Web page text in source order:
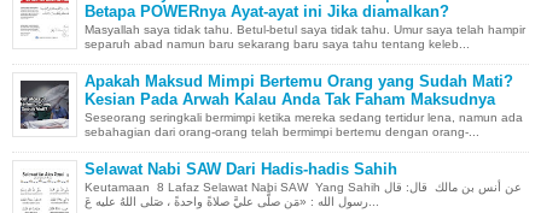
Betapa POWERnya Ayat-ayat ini Jika diamalkan?
Masyallah saya tidak tahu. Betul-betul saya tidak tahu. Umur saya telah hampir
separuh abad namun baru sekarang baru saya tahu tentang keleb...
Apakah Maksud Mimpi Bertemu Orang yang Sudah Mati?
Kesian Pada Arwah Kalau Anda Tak Faham Maksudnya
Seseorang seringkali bermimpi ketika mereka sedang tertidur lena, namun ada
sebahagian dari orang-orang telah bermimpi bertemu dengan orang-...
Selawat Nabi SAW Dari Hadis-hadis Sahih
Keutamaan 8 Lafaz Selawat Nabi SAW Yang Sahih عن أنس بن مالك قال: قال